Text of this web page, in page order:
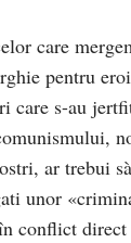
care
pentru
care s-au
ar trebui
unor
conflict direct